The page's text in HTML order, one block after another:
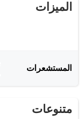
الميزات
المستشعرات
متنوعات